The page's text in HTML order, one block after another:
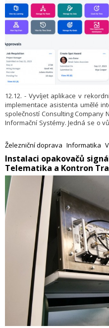
12.12. - Vyvíjet aplikace v
implementace asistenta umělé
společností Consulting Company
Informační Systémy. Jedná se o
aplikace a umožňuje generování
SAP Joule má potenciál snížit
o polovinu, odvozovat logiku a
objevily až při kontrole kódu nebo
Železniční doprava Informatika
​Instalaci opakovačů
Telematika a Kontron